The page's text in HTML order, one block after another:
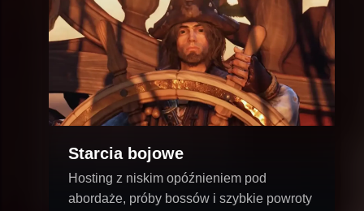
Starcia bojowe
Hosting z niskim opóźnieniem pod
abordaże, próby bossów i szybkie powroty